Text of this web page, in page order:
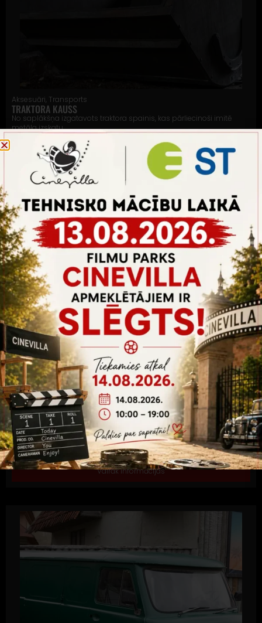
Aksesuāri Transports
TRAKTORA KAUSS
No saplākšņa izgatavots traktora spainis, kas pārliecinoši imitē
metāla izskatu.
Vairāk informācijas
Aksesuāri Transports
VINTAGE KRAVAS AUTOMAŠĪNA
Zaļa vintage kravas automašīna ar atvērtu pelēku kravas kasti
Vairāk informācijas